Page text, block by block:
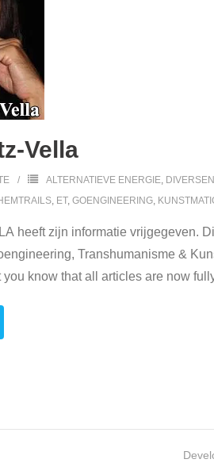
Vella
ALTERNATIEVE ENERGIE, DIVERSEN
, ET, GOENGINEERING,
heeft zijn informatie vrijgegeven.
Transhumanisme &
know that all articles are now